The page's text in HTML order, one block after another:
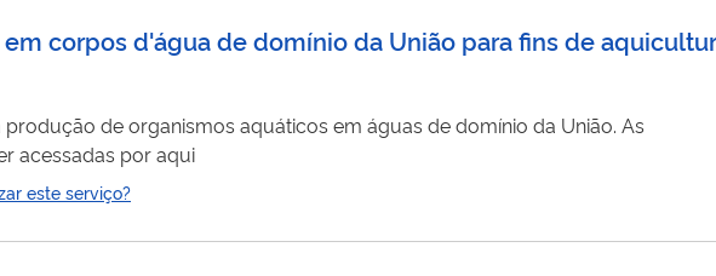
corpos d'água de domínio da União para fins de
de organismos aquáticos em águas de domínio da União. As
instruções detalhadas de como requerer podem ser acessadas por aqui
este serviço?